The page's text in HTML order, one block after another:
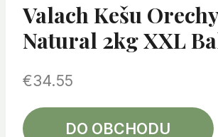
Valach Kešu Orechy
Natural 2kg XXL
€34.55
DO OBCHODU